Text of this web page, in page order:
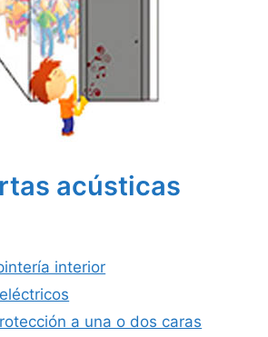
acústicas
interior
a una o dos caras